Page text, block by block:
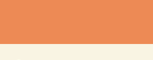
Intro Una historia Reale